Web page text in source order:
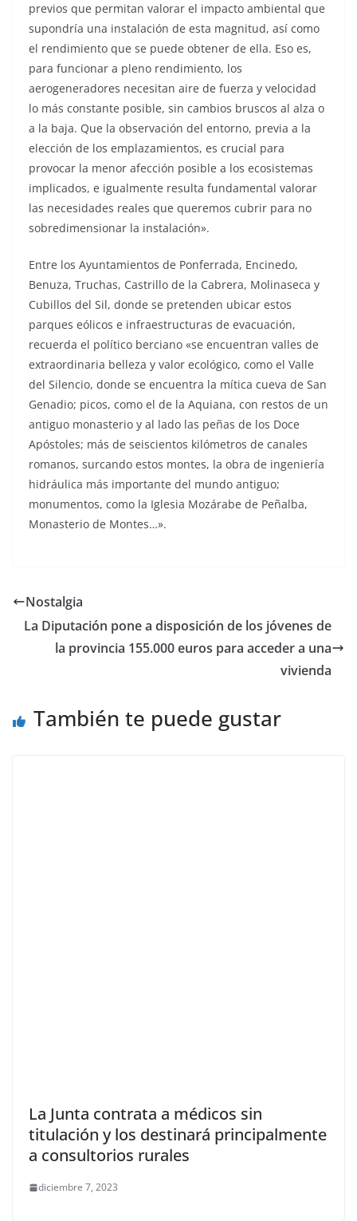
previos que permitan valorar el impacto ambiental que
supondría una instalación de esta magnitud, así como
el rendimiento que se puede obtener de ella. Eso es,
para funcionar a pleno rendimiento, los
aerogeneradores necesitan aire de fuerza y velocidad
lo más constante posible, sin cambios bruscos al alza o
a la baja. Que la observación del entorno, previa a la
elección de los emplazamientos, es crucial para
provocar la menor afección posible a los ecosistemas
implicados, e igualmente resulta fundamental valorar
las necesidades reales que queremos cubrir para no
sobredimensionar la instalación».
Entre los Ayuntamientos de Ponferrada, Encinedo,
Benuza, Truchas, Castrillo de la Cabrera, Molinaseca y
Cubillos del Sil, donde se pretenden ubicar estos
parques eólicos e infraestructuras de evacuación,
recuerda el político berciano «se encuentran valles de
extraordinaria belleza y valor ecológico, como el Valle
del Silencio, donde se encuentra la mítica cueva de San
Genadio; picos, como el de la Aquiana, con restos de un
antiguo monasterio y al lado las peñas de los Doce
Apóstoles; más de seiscientos kilómetros de canales
romanos, surcando estos montes, la obra de ingeniería
hidráulica más importante del mundo antiguo;
monumentos, como la Iglesia Mozárabe de Peñalba,
Monasterio de Montes…».
Nostalgia
La Diputación pone a disposición de los jóvenes de
la provincia 155.000 euros para acceder a una
vivienda
También te puede gustar
La Junta contrata a médicos sin
titulación y los destinará principalmente
a consultorios rurales
diciembre 7, 2023